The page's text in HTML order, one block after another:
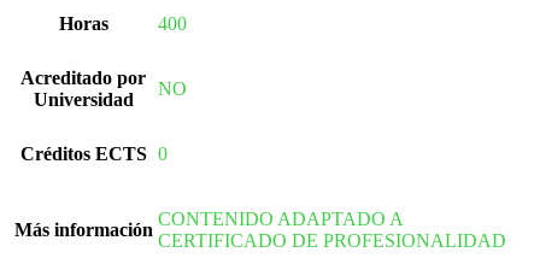
Horas 400
Acreditado por
Universidad
NO
Créditos ECTS 0
Más información
CONTENIDO ADAPTADO A
CERTIFICADO DE PROFESIONALIDAD